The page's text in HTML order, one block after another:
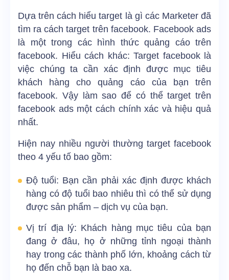
Dựa trên cách hiểu target là gì các Marketer đã
tìm ra cách target trên facebook. Facebook ads
là một trong các hình thức quảng cáo trên
facebook. Hiểu cách khác: Target facebook là
việc chúng ta cần xác định được mục tiêu
khách hàng cho quảng cáo của bạn trên
facebook. Vậy làm sao để có thể target trên
facebook ads một cách chính xác và hiệu quả
nhất.
Hiện nay nhiều người thường target facebook
theo 4 yếu tố bao gồm:
Độ tuổi: Bạn cần phải xác định được khách
hàng có độ tuổi bao nhiêu thì có thể sử dụng
được sản phẩm – dịch vụ của bạn.
Vị trí địa lý: Khách hàng mục tiêu của bạn
đang ở đâu, họ ở những tỉnh ngoại thành
hay trong các thành phố lớn, khoảng cách từ
họ đến chỗ bạn là bao xa.